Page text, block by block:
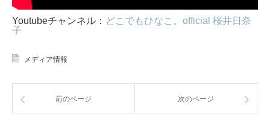
Youtubeチャンネル： どこでもひなこ。official 桜井日奈
子
メディア情報
前のページ 次のページ